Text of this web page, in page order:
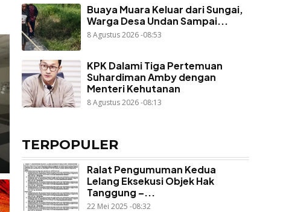
Buaya Muara Keluar dari Sungai,
Warga Desa Undan Sampai...
8 Agustus 2026 -08:53
KPK Dalami Tiga Pertemuan
Suhardiman Amby dengan
Menteri Kehutanan
8 Agustus 2026 -08:13
TERPOPULER
Ralat Pengumuman Kedua
Lelang Eksekusi Objek Hak
Tanggung –...
22 Mei 2025 -08:32